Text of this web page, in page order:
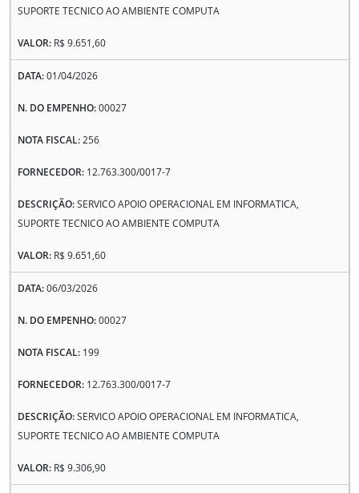
SUPORTE TECNICO AO AMBIENTE COMPUTA
R$ 9.651,60
01/04/2026
00027
256
12.763.300/0017-7
SERVICO APOIO OPERACIONAL EM INFORMATICA,
SUPORTE TECNICO AO AMBIENTE COMPUTA
R$ 9.651,60
06/03/2026
00027
199
12.763.300/0017-7
SERVICO APOIO OPERACIONAL EM INFORMATICA,
SUPORTE TECNICO AO AMBIENTE COMPUTA
R$ 9.306,90